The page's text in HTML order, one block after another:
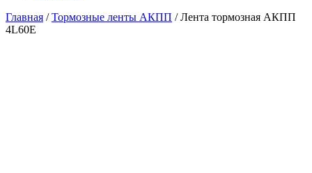
Главная /Тормозные ленты АКПП /Лента тормозная АКПП
4L60E